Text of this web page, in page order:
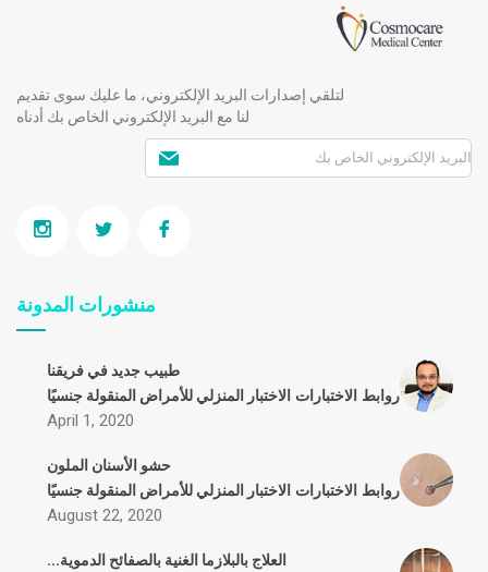
لتلقي إصدارات البريد الإلكتروني، ما عليك سوى تقديم
لنا مع البريد الإلكتروني الخاص بك أدناه
منشورات المدونة
طبيب جديد في فريقنا
روابط الاختبارات الاختبار المنزلي للأمراض المنقولة جنسيًا
April 1, 2020
حشو الأسنان الملون
روابط الاختبارات الاختبار المنزلي للأمراض المنقولة جنسيًا
August 22, 2020
العلاج بالبلازما الغنية بالصفائح الدموية...